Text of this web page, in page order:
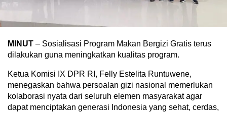
MINUT – Sosialisasi Program Makan Bergizi Gratis terus
dilakukan guna meningkatkan kualitas program.
Ketua Komisi IX DPR RI, Felly Estelita Runtuwene,
menegaskan bahwa persoalan gizi nasional memerlukan
kolaborasi nyata dari seluruh elemen masyarakat agar
dapat menciptakan generasi Indonesia yang sehat, cerdas,